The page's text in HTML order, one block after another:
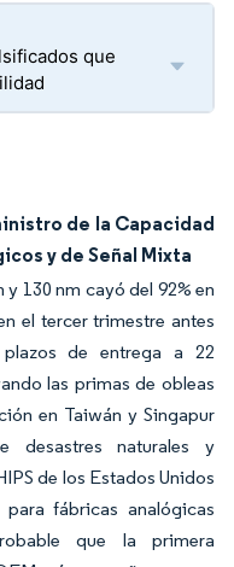
que
de la Capacidad
y de Señal Mixta
130 nm cayó del 92% en
el tercer trimestre antes
de entrega a 22
las primas de obleas
en Taiwán y Singapur
desastres naturales y
de los Estados Unidos
fábricas analógicas
que la primera